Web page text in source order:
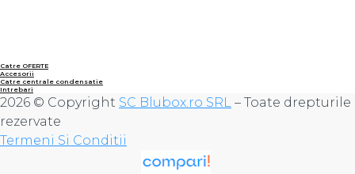
Catre OFERTE
Accesorii
Catre centrale condensatie
Intrebari
2026 © Copyright SC Blubox.ro SRL – Toate drepturile
rezervate
Termeni Si Conditii